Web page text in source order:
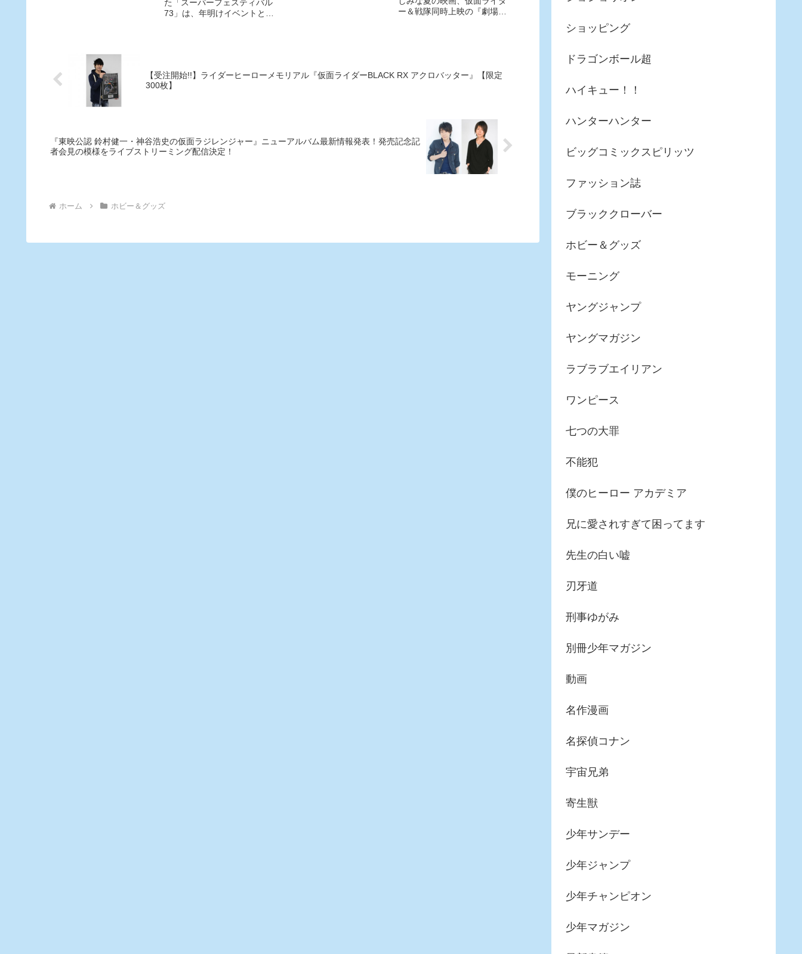
昇監督・ニヤニヤブラザ
ーズ＆シスターズ・きく
た「スーパーフェスティバル
73」は、年明けイベントとい
顔ぶれが勢ぞろいしまし
ュウオウジャー」の劇場
版が8/6（土）公開決定!!
ー＆戦隊同時上映の『劇場版
【受注開始!!】ライダーヒーローメモリアル『仮面ライダーBLACK RX アクロバッター』【限定
300枚】
『東映公認 鈴村健一・神谷浩史の仮面ラジレンジャー』ニューアルバム最新情報発表！発売記念記
者会見の模様をライブストリーミング配信決定！
ホーム ホビー＆グッズ
ショッピング
ドラゴンボール超
ハイキュー！！
ハンターハンター
ビッグコミックスピリッツ
ファッション誌
ブラッククローバー
ホビー＆グッズ
モーニング
ヤングジャンプ
ヤングマガジン
ラブラブエイリアン
ワンピース
七つの大罪
不能犯
僕のヒーロー アカデミア
兄に愛されすぎて困ってます
先生の白い嘘
刃牙道
刑事ゆがみ
別冊少年マガジン
動画
名作漫画
名探偵コナン
宇宙兄弟
寄生獣
少年サンデー
少年ジャンプ
少年チャンピオン
少年マガジン